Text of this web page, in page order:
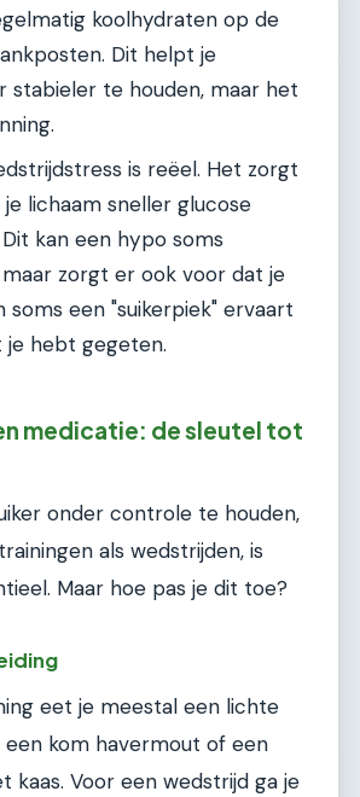
koolhydraten op de
Dit helpt je
stabieler te houden, maar het
is reëel. Het zorgt
lichaam sneller glucose
kan een hypo soms
maar zorgt er ook voor dat je
soms een "suikerpiek" ervaart
je hebt gegeten.
medicatie: de sleutel tot
onder controle te houden,
als wedstrijden, is
Maar hoe pas je dit toe?
eet je meestal een lichte
een kom havermout of een
kaas. Voor een wedstrijd ga je